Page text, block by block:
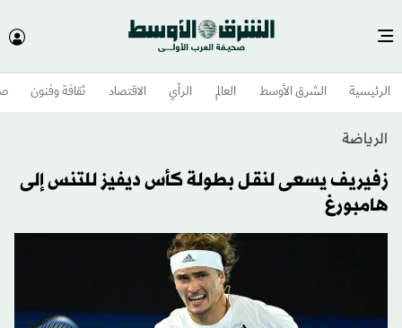
الرئيسية الشرق الأوسط​ العالم الرأي الاقتصاد ثقافة وفنون
الرياضة
زفيريف يسعى لنقل بطولة كأس ديفيز للتنس إلى
هامبورغ